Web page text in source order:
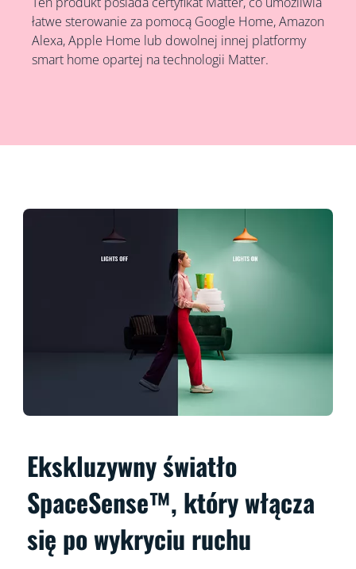
łatwe sterowanie za pomocą Google Home, Amazon
Alexa, Apple Home lub dowolnej innej platformy
smart home opartej na technologii Matter.
Ekskluzywny światło
SpaceSense™, który włącza
się po wykryciu ruchu